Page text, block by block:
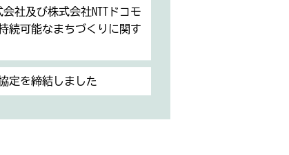
社及び株式会社NTTドコモ
続可能なまちづくりに関す
定を締結しました